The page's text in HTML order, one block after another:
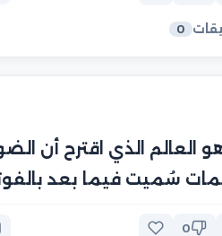
0
العالم الذي اقترح أن
سُميت فيما بعد
0